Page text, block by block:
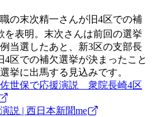
の末次精一さんが旧4区での補
を表明。末次さんは前回の選挙
当選したあと、新3区の支部長
4区での補欠選挙が決まったこと
挙に出馬する見込みです。
世保で応援演説 衆院長崎4区
説 | 西日本新聞me